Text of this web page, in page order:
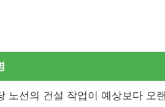
노선의 건설 작업이 예상보다 오